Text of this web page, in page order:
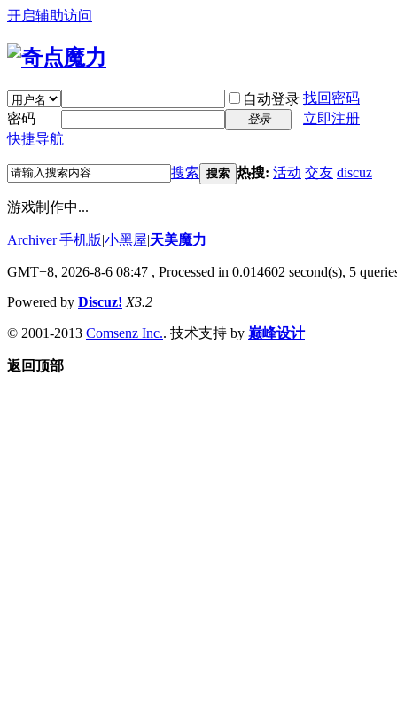
开启辅助访问
自动登录 找回密码
密码
登录
立即注册
快捷导航
搜索 搜索 热搜: 活动 交友 discuz
游戏制作中...
Archiver|手机版|小黑屋|天美魔力
GMT+8, 2026-8-6 08:47 , Processed in 0.014602 second(s), 5
Powered by Discuz! X3.2
© 2001-2013 Comsenz Inc.. 技术支持 by 巅峰设计
返回顶部